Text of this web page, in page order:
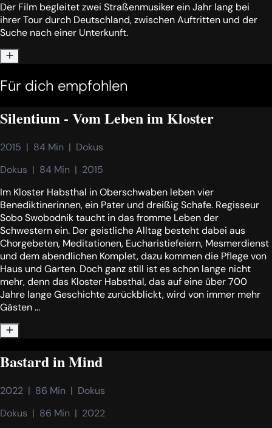
Der Film begleitet zwei Straßenmusiker ein Jahr lang bei
ihrer Tour durch Deutschland, zwischen Auftritten und der
Suche nach einer Unterkunft.
Für dich empfohlen
Silentium - Vom Leben im Kloster
2015  |  84 Min  |  Dokus
Dokus  |  84 Min  |  2015
Im Kloster Habsthal in Oberschwaben leben vier
Benediktinerinnen, ein Pater und dreißig Schafe. Regisseur
Sobo Swobodnik taucht in das fromme Leben der
Schwestern ein. Der geistliche Alltag besteht dabei aus
Chorgebeten, Meditationen, Eucharistiefeiern, Mesmerdienst
und dem abendlichen Komplet, dazu kommen die Pflege von
Haus und Garten. Doch ganz still ist es schon lange nicht
mehr, denn das Kloster Habsthal, das auf eine über 700
Jahre lange Geschichte zurückblickt, wird von immer mehr
Gästen ...
Bastard in Mind
2022  |  86 Min  |  Dokus
Dokus  |  86 Min  |  2022